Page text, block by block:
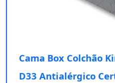
Cama Box Colchão
D33 Antialérgico